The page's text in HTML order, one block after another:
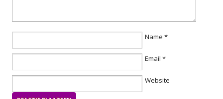
Name *
Email *
Website